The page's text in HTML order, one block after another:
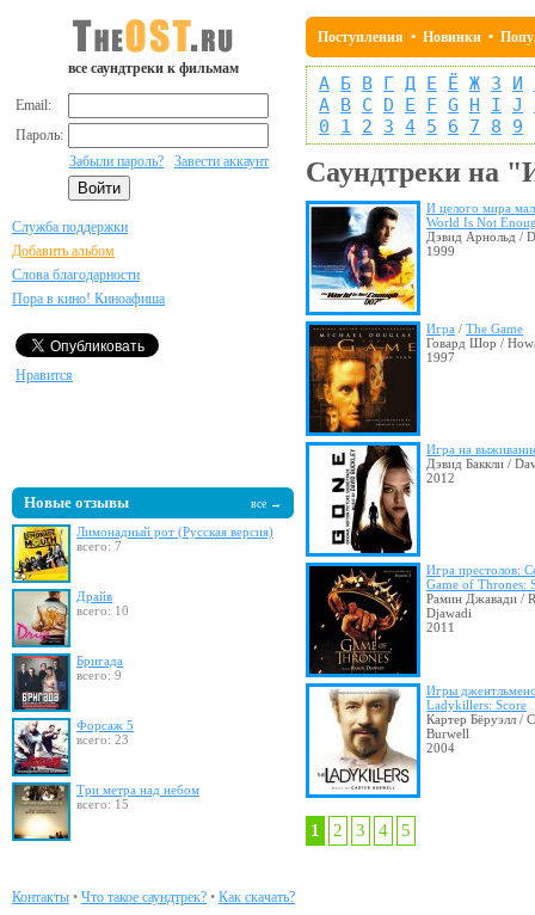
все саундтреки к фильмам
Email:
Пароль:
Забыли пароль?
Завести аккаунт
Служба поддержки
Добавить альбом
Слова благодарности
Пора в кино! Киноафиша
Нравится
Новые отзывы все →
Лимонадный рот (Русская версия)
всего: 7
Драйв
всего: 10
Бригада
всего: 9
Форсаж 5
всего: 23
Три метра над небом
всего: 15
Поступления • Новинки •
А Б В Г Д Е Ё Ж З И
A B C D E F G H I J
0
1 2 3 4 5 6 7 8 9
Саундтреки на
И целого мира
World Is Not
Дэвид Арнольд /
1999
Игра / The Game
Говард Шор /
1997
Игра на
Дэвид Баккли /
2012
Игра престолов:
Game of Thrones:
Рамин Джавади /
Djawadi
2011
Игры
Ladykillers: Score
Картер Бёруэлл /
Burwell
2004
1 2 3 4 5
Контакты • Что такое саундтрек? • Как скачать?